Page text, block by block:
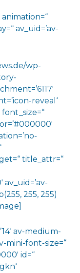
av_uid=’av-
wp-
reveal‘
title_attr=“
255, 255)
av-medium-
mini-font-size=“
id=“